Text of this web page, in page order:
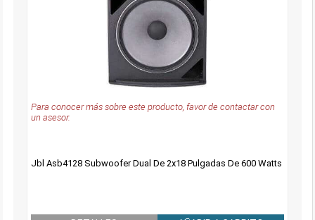
Para conocer más sobre este producto, favor de contactar con
un asesor.
Jbl Asb4128 Subwoofer Dual De 2x18 Pulgadas De 600 Watts